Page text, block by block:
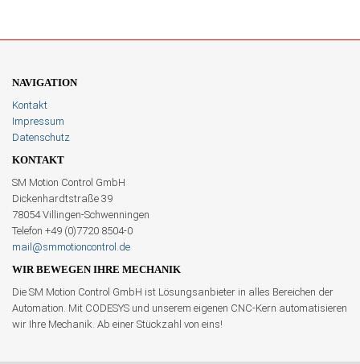
NAVIGATION
Kontakt
Impressum
Datenschutz
KONTAKT
SM Motion Control GmbH
Dickenhardtstraße 39
78054 Villingen-Schwenningen
Telefon +49 (0)7720 8504-0
mail@smmotioncontrol.de
WIR BEWEGEN IHRE MECHANIK
Die SM Motion Control GmbH ist Lösungsanbieter in alles Bereichen der
Automation. Mit CODESYS und unserem eigenen CNC-Kern automatisieren
wir Ihre Mechanik. Ab einer Stückzahl von eins!